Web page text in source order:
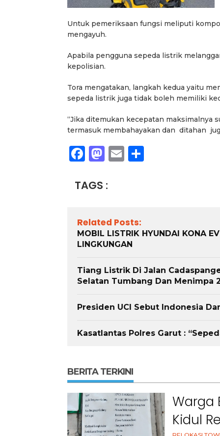
Untuk pemeriksaan fungsi meliputi
mengayuh.
Apabila pengguna sepeda listrik
kepolisian.
Tora mengatakan, langkah kedua yaitu
sepeda listrik juga tidak boleh memiliki
“Jika ditemukan kecepatan maksimalnya
termasuk membahayakan dan ditahan
Facebook
Mastodon
Email
TAGS :
Related Posts:
MOBIL LISTRIK HYUNDAI KONA
LINGKUNGAN
Tiang Listrik Di Jalan
Selatan Tumbang Dan Menimpa
Presiden UCI Sebut Indonesia
Kasatlantas Polres Garut :
BERITA TERKINI
Warga
Kidul